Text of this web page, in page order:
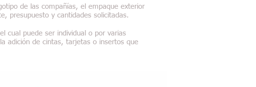
de las compañías, el empaque exterior
presupuesto y cantidades solicitadas.
cual puede ser individual o por varias
adición de cintas, tarjetas o insertos que